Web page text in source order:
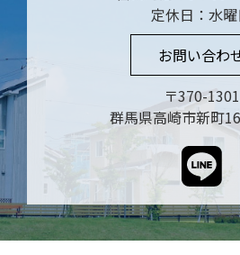
定休日：水曜
お問い合わ
〒370-1301
群馬県高崎市新町